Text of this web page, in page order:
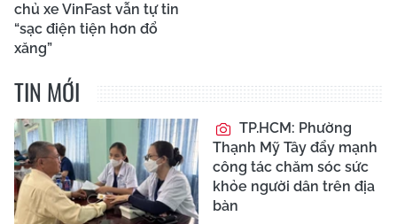
chủ xe VinFast vẫn tự tin
“sạc điện tiện hơn đổ
xăng”
TIN MỚI
TP.HCM: Phường
Thạnh Mỹ Tây đẩy mạnh
công tác chăm sóc sức
khỏe người dân trên địa
bàn